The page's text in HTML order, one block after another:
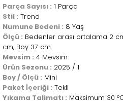
Parça Sayısı : 1 Parça
Stil : Trend
Numune Bedeni : 8 Yaş
Ölçü : Bedenler arası ortalama 2
cm, Boy 37 cm
Mevsim : 4 Mevsim
Ürün Sezonu : 2025 / 1
Boy / Ölçü : Mini
Paket İçeriği : Tekli
Yıkama Talimatı : Maksimum 30 °C